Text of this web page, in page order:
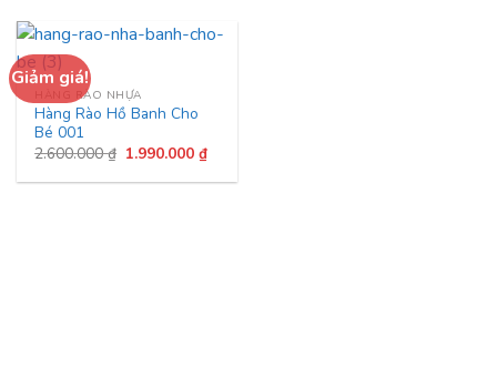
Giảm giá!
HÀNG RÀO NHỰA
Hàng Rào Hồ Banh Cho
Bé 001
2.600.000₫ Giá
là:
1.990.000₫Giá
tại